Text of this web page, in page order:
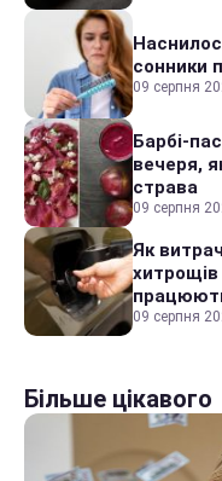
сонники
09 серпня
Барбі-
вечеря,
страва
09 серпня
Як
09 серпня
Більше цікавого